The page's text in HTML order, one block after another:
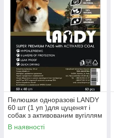
Пелюшки одноразові LANDY
60 шт (1 уп )для цуценят і
собак з активованим вугіллям
40х60 см
В наявності